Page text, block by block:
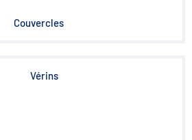
Couvercles